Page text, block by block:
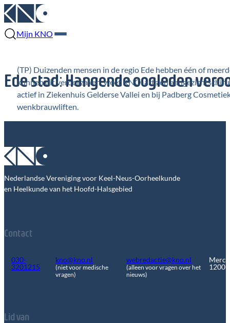
Mijn KNO
Ede stad: Hangende oogleden
(TP) Duizenden mensen in de regio Ede hebben één of
kunnen dit veroorzaken, weet KNO-arts en
actief in Ziekenhuis Gelderse Vallei en bij Padberg
wenkbrauwliften.
Nederlandse Vereniging voor Keel-Neus-Oorheelkunde
en Heelkunde van het Hoofd-Halsgebied
Contact
030-
3201215
kno@kno.nl
(niet voor medische
vragen)
webredactie@kno.nl
(alleen voor vragen over het
nieuws)
1200
Lid van